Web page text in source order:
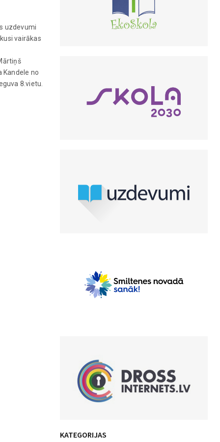
uzdevumi
vairākas
Kandele no
8.vietu.
KATEGORIJAS